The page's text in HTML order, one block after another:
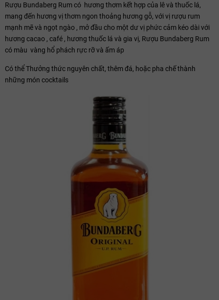
Rượu Bundaberg Rum có hương thơm kết hợp của lê và thuốc lá,
mang đến hương vị thơm ngon thoảng hương gỗ, với vị rượu rum
mạnh mẽ và ngọt ngào , mở đầu cho một dư vị phức cảm kéo dài với
hương cacao , café , hương thuốc lá và gia vị, Rượu Bundaberg Rum
có màu vàng hổ phách rực rỡ và ấm áp
Có thể Thưởng thức nguyên chất, thêm đá, hoặc pha chế thành
những món cocktails